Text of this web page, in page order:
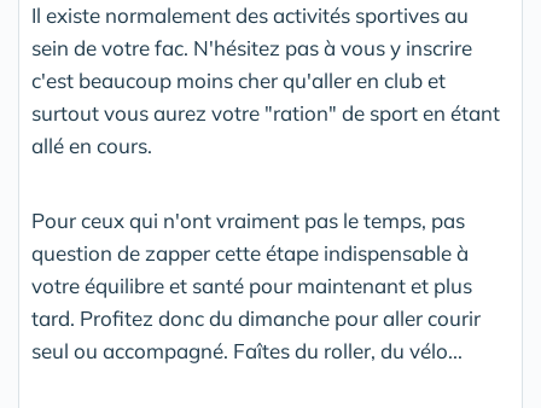
Il existe normalement des activités sportives au
sein de votre fac. N'hésitez pas à vous y inscrire
c'est beaucoup moins cher qu'aller en club et
surtout vous aurez votre "ration" de sport en étant
allé en cours.
Pour ceux qui n'ont vraiment pas le temps, pas
question de zapper cette étape indispensable à
votre équilibre et santé pour maintenant et plus
tard. Profitez donc du dimanche pour aller courir
seul ou accompagné. Faîtes du roller, du vélo...